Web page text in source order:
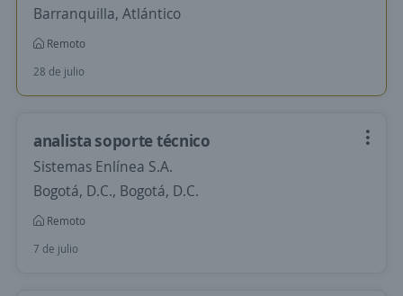
Barranquilla, Atlántico
Remoto
28 de julio
analista soporte técnico
Sistemas Enlínea S.A.
Bogotá, D.C., Bogotá, D.C.
Remoto
7 de julio